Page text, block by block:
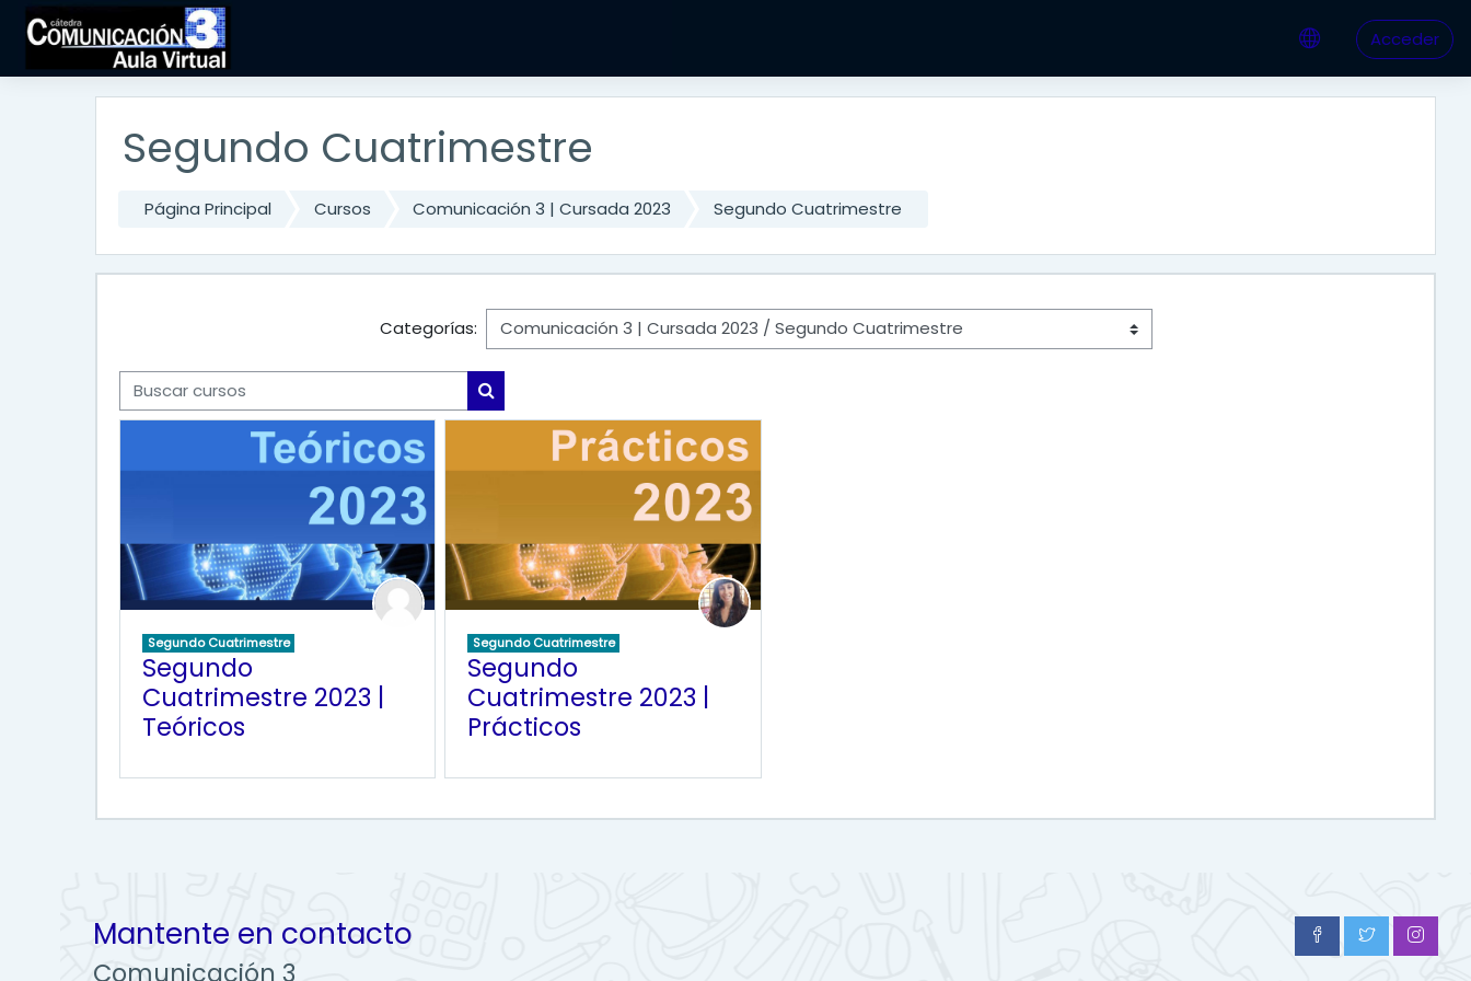
Acceder
Salta al contenido principal
Segundo Cuatrimestre
Página Principal Cursos Comunicación 3 | Cursada 2023 Segundo Cuatrimestre
Categorías:
Buscar cursos
Buscar cursos
Segundo Cuatrimestre
Segundo
Cuatrimestre 2023 |
Teóricos
Segundo Cuatrimestre
Segundo
Cuatrimestre 2023 |
Prácticos
Mantente en contacto
Comunicación 3